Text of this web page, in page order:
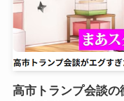
高市トランプ会談